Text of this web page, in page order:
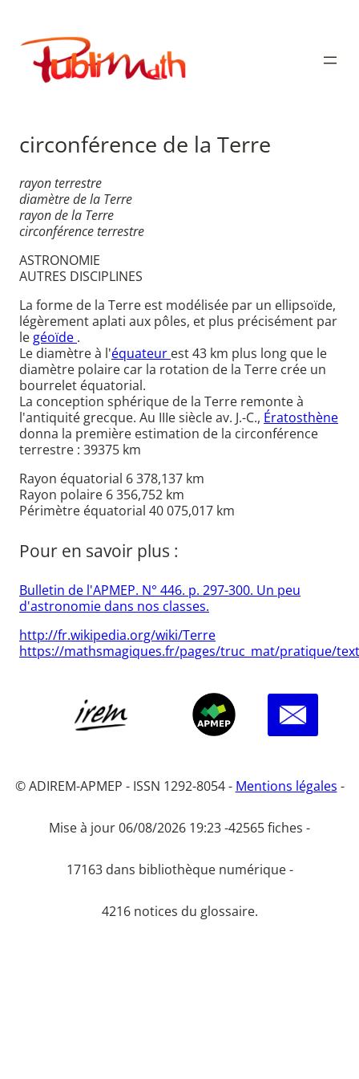
contenu
Publimath
circonférence de la Terre
rayon terrestre
diamètre de la Terre
rayon de la Terre
circonférence terrestre
ASTRONOMIE
AUTRES DISCIPLINES
La forme de la Terre est modélisée par un ellipsoïde,
légèrement aplati aux pôles, et plus précisément par
le géoïde .
Le diamètre à l'équateur est 43 km plus long que le
diamètre polaire car la rotation de la Terre crée un
bourrelet équatorial.
La conception sphérique de la Terre remonte à
l'antiquité grecque. Au IIIe siècle av. J.-C., Ératosthène
donna la première estimation de la circonférence
terrestre : 39375 km
Rayon équatorial 6 378,137 km
Rayon polaire 6 356,752 km
Périmètre équatorial 40 075,017 km
Pour en savoir plus :
Bulletin de l'APMEP. N° 446. p. 297-300. Un peu
d'astronomie dans nos classes.
http://fr.wikipedia.org/wiki/Terre
https://mathsmagiques.fr/pages/truc_mat/pratique/
© ADIREM-APMEP - ISSN 1292-8054 - Mentions légales -
Mise à jour 06/08/2026 19:23 -42565 fiches -
17163 dans bibliothèque numérique -
4216 notices du glossaire.